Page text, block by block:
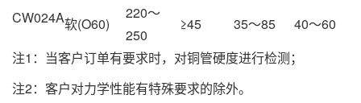
CW024A软(O60)
220～
250
≥45 35～85
40～60
注1：当客户订单有要求时，对铜管硬度进行检测；
注2：客户对力学性能有特殊要求的除外。